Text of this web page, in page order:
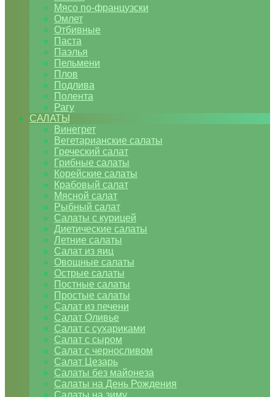
Мясо по-французски
Омлет
Отбивные
Паста
Паэлья
Пельмени
Плов
Подлива
Полента
Рагу
САЛАТЫ
Винегрет
Вегетарианские салаты
Греческий салат
Грибные салаты
Корейские салаты
Крабовый салат
Мясной салат
Рыбный салат
Салаты с курицей
Диетические салаты
Летние салаты
Салат из яиц
Овощные салаты
Острые салаты
Постные салаты
Простые салаты
Салат из печени
Салат Оливье
Салат с сухариками
Салат с сыром
Салат с черносливом
Салат Цезарь
Салаты без майонеза
Салаты на День Рождения
Салаты на зиму